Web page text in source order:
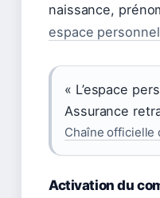
naissance,
espace
« L’espace
Assurance
Chaîne officielle
Activation du